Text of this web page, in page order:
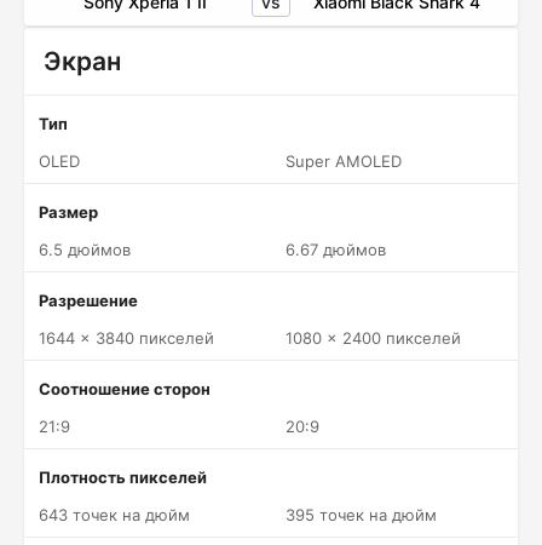
Экран
Тип
OLED
Super AMOLED
Размер
6.5 дюймов
6.67 дюймов
Разрешение
1644 x 3840 пикселей
1080 x 2400 пикселей
Соотношение сторон
21:9
20:9
Плотность пикселей
643 точек на дюйм
395 точек на дюйм